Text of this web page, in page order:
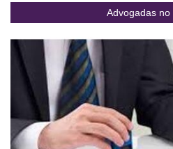
Advogadas no